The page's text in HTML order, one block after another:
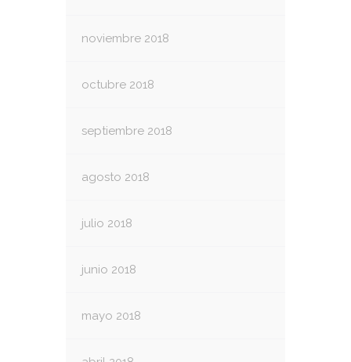
noviembre 2018
octubre 2018
septiembre 2018
agosto 2018
julio 2018
junio 2018
mayo 2018